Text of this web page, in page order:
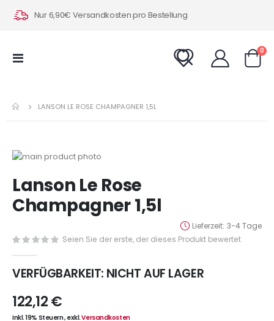
Nur 6,90€ Versandkosten pro Bestellung
Navigation
0
LANSON LE ROSE CHAMPAGNER 1,5L
Zum
der
Bildergalerie
springen
Anfang
der
Bildergalerie
Lanson Le Rose
Champagner 1,5l
Lieferzeit 3-4 Tage
Seien Sie der erste, der dieses Produkt bewertet
VERFÜGBARKEIT: NICHT AUF LAGER
122,12 €
Inkl. 19% Steuern,exkl.Versandkosten